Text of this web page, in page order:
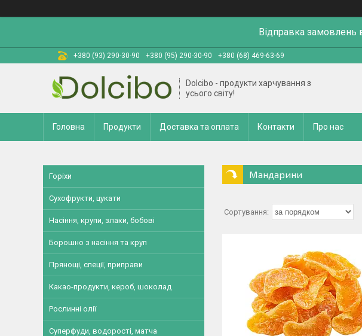
Відправка замовлень
+380 (93) 290-30-90 +380 (95) 290-30-90 +380 (68) 469-63-69
Dolcibo - продукти харчування з
усього світу!
Головна Продукти Доставка та оплата Контакти Про нас
Мандарини
Горіхи
Сухофрукти, цукати
Насіння, крупи, злаки, бобові
Борошно з насіння та круп
Прянощі, спеції, приправи
Какао-продукти, кероб, шоколад
Рослинні олії
Суперфуди, водорості, матча